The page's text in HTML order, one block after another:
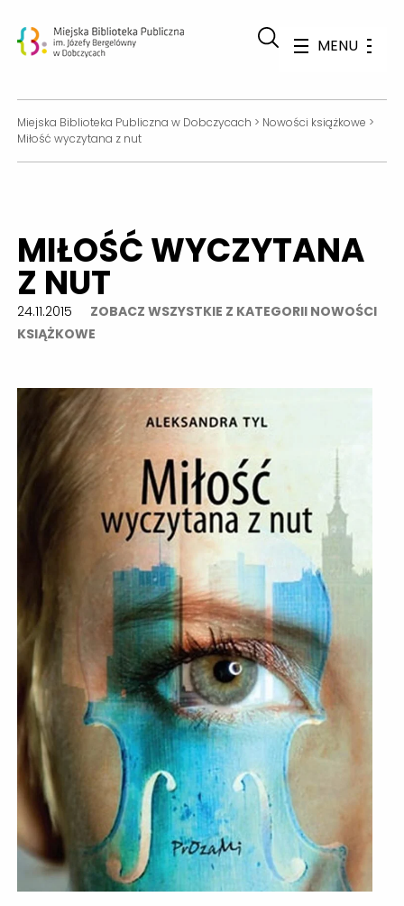
MENU
Miejska Biblioteka Publiczna w Dobczycach > Nowości książkowe >
Miłość wyczytana z nut
MIŁOŚĆ WYCZYTANA
Z NUT
24.11.2015
ZOBACZ WSZYSTKIE Z KATEGORII NOWOŚCI
KSIĄŻKOWE